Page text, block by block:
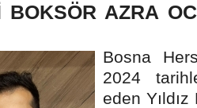
BOKSÖR AZRA
Bosna
2024
eden